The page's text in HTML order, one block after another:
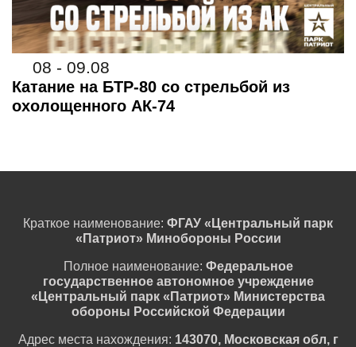
08 - 09.08
Катание на БТР-80 со стрельбой из
охолощенного АК-74
Краткое наименование: ФГАУ «Центральный парк
«Патриот» Минобороны России
Полное наименование: Федеральное
государственное автономное учреждение
«Центральный парк «Патриот» Министерства
обороны Российской Федерации
Адрес места нахождения: 143070, Московская обл, г